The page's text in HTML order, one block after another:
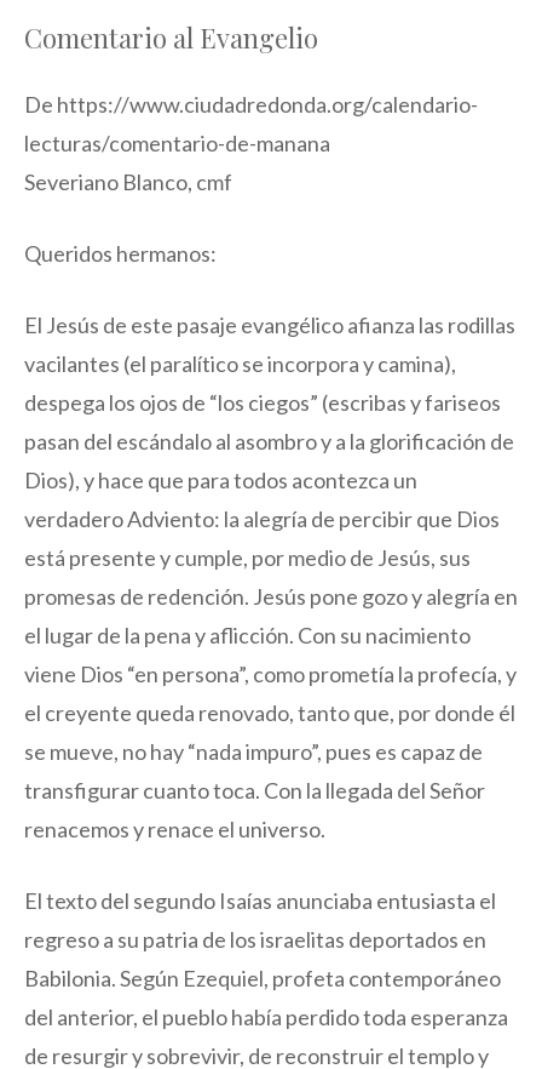
Comentario al Evangelio
De https://www.ciudadredonda.org/calendario-
lecturas/comentario-de-manana
Severiano Blanco, cmf
Queridos hermanos:
El Jesús de este pasaje evangélico afianza las rodillas
vacilantes (el paralítico se incorpora y camina),
despega los ojos de “los ciegos” (escribas y fariseos
pasan del escándalo al asombro y a la glorificación de
Dios), y hace que para todos acontezca un
verdadero Adviento: la alegría de percibir que Dios
está presente y cumple, por medio de Jesús, sus
promesas de redención. Jesús pone gozo y alegría en
el lugar de la pena y aflicción. Con su nacimiento
viene Dios “en persona”, como prometía la profecía, y
el creyente queda renovado, tanto que, por donde él
se mueve, no hay “nada impuro”, pues es capaz de
transfigurar cuanto toca. Con la llegada del Señor
renacemos y renace el universo.
El texto del segundo Isaías anunciaba entusiasta el
regreso a su patria de los israelitas deportados en
Babilonia. Según Ezequiel, profeta contemporáneo
del anterior, el pueblo había perdido toda esperanza
de resurgir y sobrevivir, de reconstruir el templo y